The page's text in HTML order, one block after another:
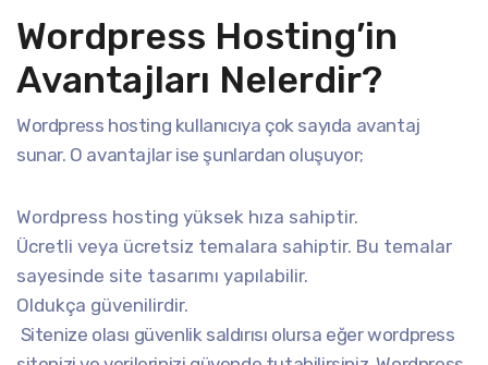
Wordpress Hosting’in
Avantajları Nelerdir?
Wordpress hosting kullanıcıya çok sayıda avantaj
sunar. O avantajlar ise şunlardan oluşuyor;
Wordpress hosting yüksek hıza sahiptir.
Ücretli veya ücretsiz temalara sahiptir. Bu temalar
sayesinde site tasarımı yapılabilir.
Oldukça güvenilirdir.
Sitenize olası güvenlik saldırısı olursa eğer wordpress